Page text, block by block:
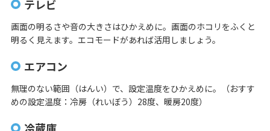
テレビ
画面の明るさや音の大きさはひかえめに。画面のホコリをふくと
明るく見えます。エコモードがあれば活用しましょう。
エアコン
無理のない範囲（はんい）で、設定温度をひかえめに。（おすす
めの設定温度：冷房（れいぼう）28度、暖房20度）